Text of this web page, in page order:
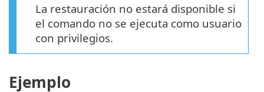
La restauración no estará disponible si
el comando no se ejecuta como usuario
con privilegios.
Ejemplo